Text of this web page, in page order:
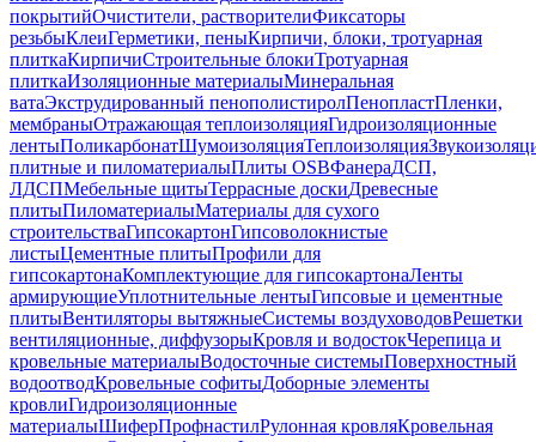
покрытийОчистители, растворителиФиксаторы
резьбыКлеиГерметики, пеныКирпичи, блоки, тротуарная
плиткаКирпичиСтроительные блокиТротуарная
плиткаИзоляционные материалыМинеральная
ватаЭкструдированный пенополистиролПенопластПленки,
мембраныОтражающая теплоизоляцияГидроизоляционные
лентыПоликарбонатШумоизоляцияТеплоизоляция
плитные и пиломатериалыПлиты OSBФанераДСП,
ЛДСПМебельные щитыТеррасные доскиДревесные
плитыПиломатериалыМатериалы для сухого
строительстваГипсокартонГипсоволокнистые
листыЦементные плитыПрофили для
гипсокартонаКомплектующие для гипсокартонаЛенты
армирующиеУплотнительные лентыГипсовые и цементные
плитыВентиляторы вытяжныеСистемы воздуховодовРешетки
вентиляционные, диффузорыКровля и водостокЧерепица и
кровельные материалыВодосточные системыПоверхностный
водоотводКровельные софитыДоборные элементы
кровлиГидроизоляционные
материалыШиферПрофнастилРулонная кровляКровельная